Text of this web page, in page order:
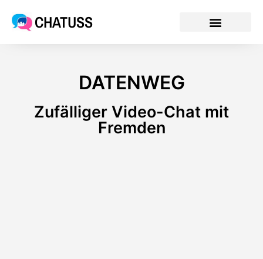
CHATUSS
DATENWEG
Zufälliger Video-Chat mit
Fremden